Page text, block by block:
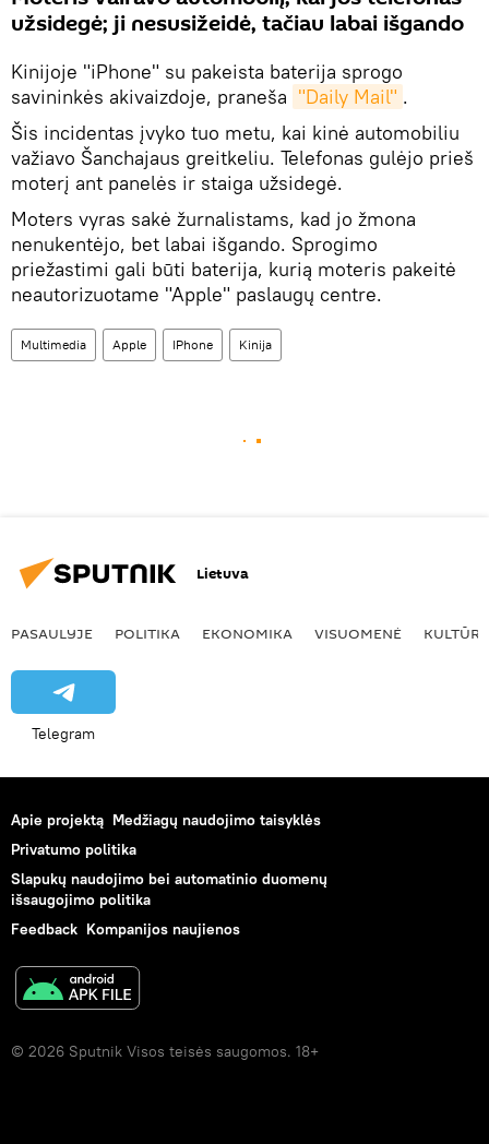
užsidegė; ji nesusižeidė, tačiau labai išgando
Kinijoje "iPhone" su pakeista baterija sprogo
savininkės akivaizdoje, praneša "Daily Mail" .
Šis incidentas įvyko tuo metu, kai kinė automobiliu
važiavo Šanchajaus greitkeliu. Telefonas gulėjo prieš
moterį ant panelės ir staiga užsidegė.
Moters vyras sakė žurnalistams, kad jo žmona
nenukentėjo, bet labai išgando. Sprogimo
priežastimi gali būti baterija, kurią moteris pakeitė
neautorizuotame "Apple" paslaugų centre.
Multimedia Apple IPhone Kinija
Lietuva
PASAULYJE POLITIKA EKONOMIKA VISUOMENĖ KULTŪRA
Telegram
Apie projektą Medžiagų naudojimo taisyklės
Privatumo politika
Slapukų naudojimo bei automatinio duomenų
išsaugojimo politika
Feedback Kompanijos naujienos
© 2026 Sputnik Visos teisės saugomos. 18+